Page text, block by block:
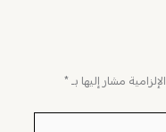
مشار إليها بـ*